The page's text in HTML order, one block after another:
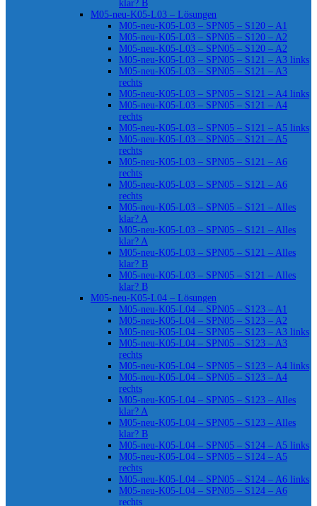
klar? B
M05-neu-K05-L03 – Lösungen
M05-neu-K05-L03 – SPN05 – S120 – A1
M05-neu-K05-L03 – SPN05 – S120 – A2
M05-neu-K05-L03 – SPN05 – S120 – A2
M05-neu-K05-L03 – SPN05 – S121 – A3 links
M05-neu-K05-L03 – SPN05 – S121 – A3
rechts
M05-neu-K05-L03 – SPN05 – S121 – A4 links
M05-neu-K05-L03 – SPN05 – S121 – A4
rechts
M05-neu-K05-L03 – SPN05 – S121 – A5 links
M05-neu-K05-L03 – SPN05 – S121 – A5
rechts
M05-neu-K05-L03 – SPN05 – S121 – A6
rechts
M05-neu-K05-L03 – SPN05 – S121 – A6
rechts
M05-neu-K05-L03 – SPN05 – S121 – Alles
klar? A
M05-neu-K05-L03 – SPN05 – S121 – Alles
klar? A
M05-neu-K05-L03 – SPN05 – S121 – Alles
klar? B
M05-neu-K05-L03 – SPN05 – S121 – Alles
klar? B
M05-neu-K05-L04 – Lösungen
M05-neu-K05-L04 – SPN05 – S123 – A1
M05-neu-K05-L04 – SPN05 – S123 – A2
M05-neu-K05-L04 – SPN05 – S123 – A3 links
M05-neu-K05-L04 – SPN05 – S123 – A3
rechts
M05-neu-K05-L04 – SPN05 – S123 – A4 links
M05-neu-K05-L04 – SPN05 – S123 – A4
rechts
M05-neu-K05-L04 – SPN05 – S123 – Alles
klar? A
M05-neu-K05-L04 – SPN05 – S123 – Alles
klar? B
M05-neu-K05-L04 – SPN05 – S124 – A5 links
M05-neu-K05-L04 – SPN05 – S124 – A5
rechts
M05-neu-K05-L04 – SPN05 – S124 – A6 links
M05-neu-K05-L04 – SPN05 – S124 – A6
rechts